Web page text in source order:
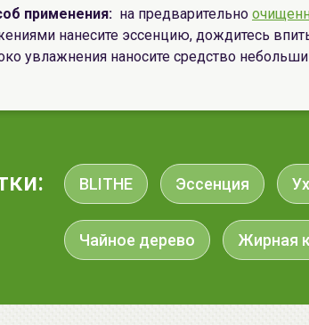
применения: на предварительно
нанесите эссенцию, дождитесь
увлажнения наносите средство
BLITHE Эссенция
Чайное дерево Жирная